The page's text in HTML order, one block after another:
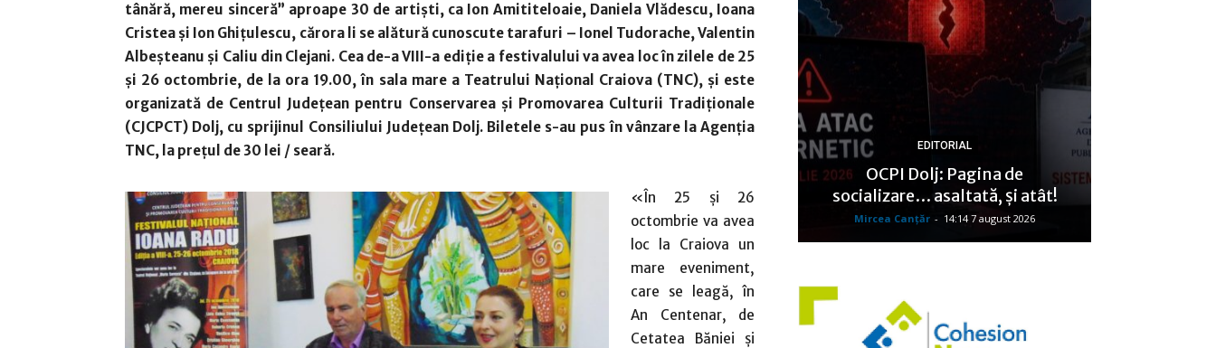
tânără, mereu sinceră” aproape 30 de artişti, ca Ion Amititeloaie, Daniela Vlădescu, Ioana
Cristea şi Ion Ghiţulescu, cărora li se alătură cunoscute tarafuri – Ionel Tudorache, Valentin
Albeşteanu şi Caliu din Clejani. Cea de-a VIII-a ediţie a festivalului va avea loc în zilele de 25
şi 26 octombrie, de la ora 19.00, în sala mare a Teatrului Naţional Craiova (TNC), şi este
organizată de Centrul Judeţean pentru Conservarea şi Promovarea Culturii Tradiţionale
(CJCPCT) Dolj, cu sprijinul Consiliului Judeţean Dolj. Biletele s-au pus în vânzare la Agenţia
TNC, la preţul de 30 lei / seară.
«În 25 şi 26
octombrie va avea
loc la Craiova un
mare eveniment,
care se leagă, în
An Centenar, de
Cetatea Băniei şi
EDITORIAL
OCPI Dolj: Pagina de
socializare… asaltată, şi atât!
Mircea Canţăr - 14:14 7 august 2026